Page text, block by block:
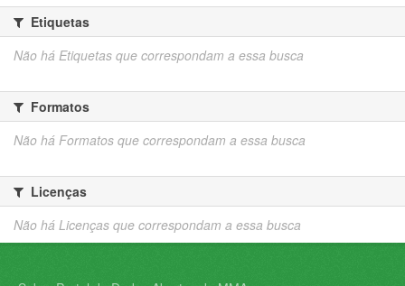
Etiquetas
Não há Etiquetas que correspondam a essa busca
Formatos
Não há Formatos que correspondam a essa busca
Licenças
Não há Licenças que correspondam a essa busca